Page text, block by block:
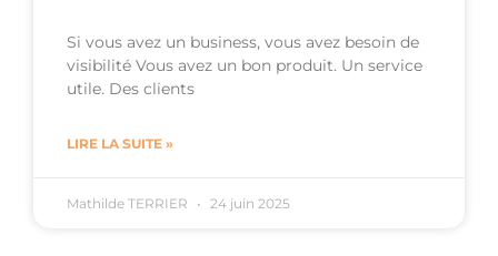
Si vous avez un business, vous avez besoin de
visibilité Vous avez un bon produit. Un service
utile. Des clients
LIRE LA SUITE »
Mathilde TERRIER 24 juin 2025